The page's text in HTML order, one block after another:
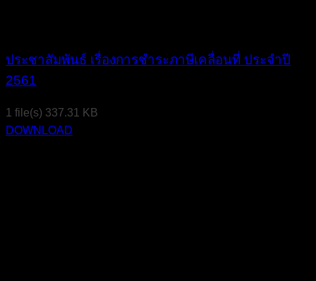
ประชาสัมพันธ์ เรื่องการชำระภาษีเคลื่อนที่ ประจำปี
2561
1 file(s) 337.31 KB
DOWNLOAD